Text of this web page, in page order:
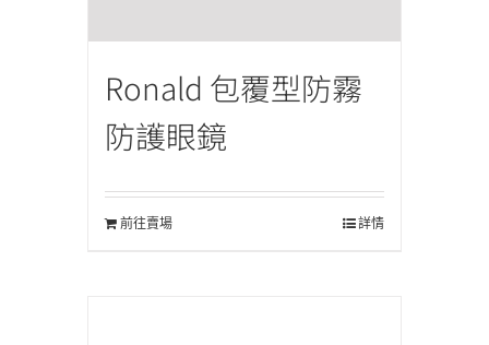
Ronald 包覆型防霧
防護眼鏡
前往賣場 詳情